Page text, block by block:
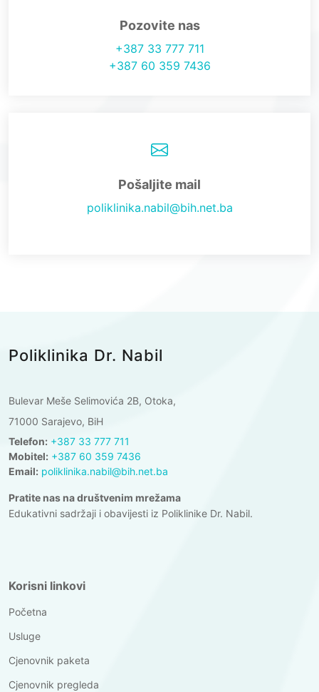
Pozovite nas
+387 33 777 711
+387 60 359 7436
Pošaljite mail
poliklinika.nabil@bih.net.ba
Poliklinika Dr. Nabil
Bulevar Meše Selimovića 2B, Otoka,
71000 Sarajevo, BiH
Telefon: +387 33 777 711
Mobitel: +387 60 359 7436
Email: poliklinika.nabil@bih.net.ba
Pratite nas na društvenim mrežama
Edukativni sadržaji i obavijesti iz Poliklinike Dr. Nabil.
Korisni linkovi
Početna
Usluge
Cjenovnik paketa
Cjenovnik pregleda